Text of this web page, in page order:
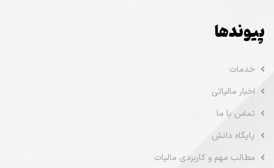
پیوندها
خدمات
اخبار مالیاتی
تماس با ما
پایگاه دانش
مطالب مهم و کاربردی مالیات